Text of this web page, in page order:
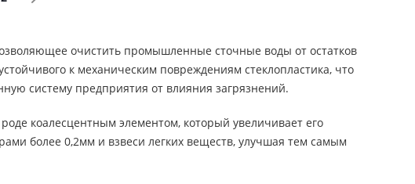
очистить промышленные сточные воды от остатков
к механическим повреждениям стеклопластика, что
систему предприятия от влияния загрязнений.
коалесцентным элементом, который увеличивает его
более 0,2мм и взвеси легких веществ, улучшая тем самым